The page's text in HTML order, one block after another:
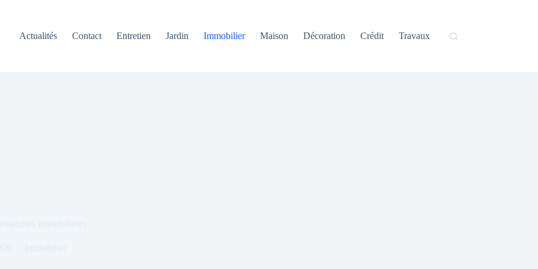
Actualités
Contact Entretien Jardin Immobilier Maison Décoration Crédit Travaux